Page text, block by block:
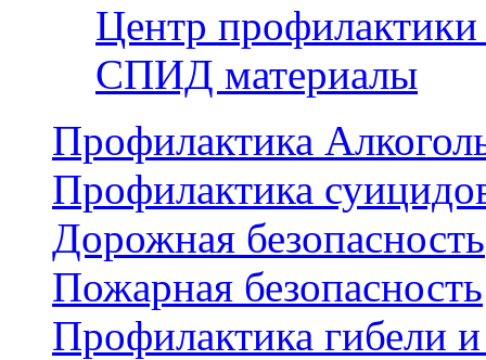
Центр
СПИД материалы
Профилактика
Профилактика
Дорожная безопасность
Пожарная безопасность
Профилактика гибели